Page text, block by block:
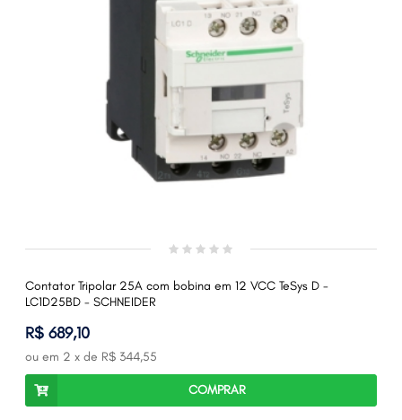
Contator Tripolar 25A com bobina em 12 VCC TeSys D -
LC1D25BD - SCHNEIDER
R$ 689,10
ou em 2 x de R$ 344,55
COMPRAR